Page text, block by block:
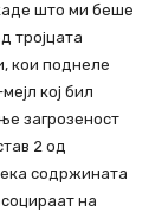
што ми беше
тројцата
кои поднеле
кој бил
загрозеност
2 од
содржината
на